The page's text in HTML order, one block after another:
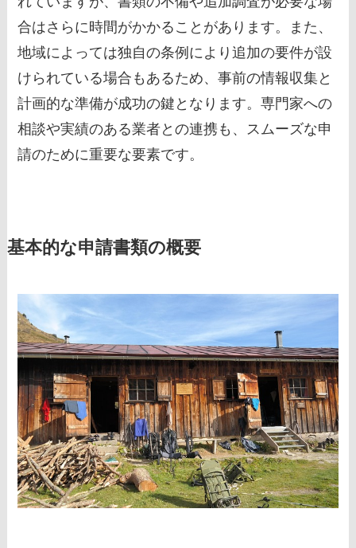
合はさらに時間がかかることがあります。また、
地域によっては独自の条例により追加の要件が設
けられている場合もあるため、事前の情報収集と
計画的な準備が成功の鍵となります。専門家への
相談や実績のある業者との連携も、スムーズな申
請のために重要な要素です。
基本的な申請書類の概要